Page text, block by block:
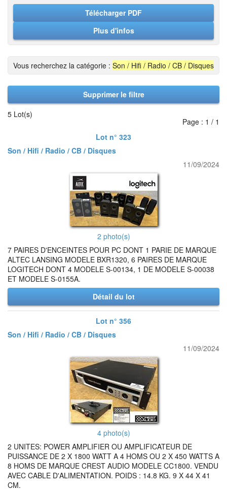
Télécharger PDF
Plus d'infos
Vous recherchez la catégorie : Son / Hifi / Radio / CB / Disques
Supprimer le filtre
5 Lot(s)
Page : 1 / 1
Lot n° 323
Son / Hifi / Radio / CB / Disques
11/09/2024
2 photo(s)
7 PAIRES D'ENCEINTES POUR PC DONT 1 PARIE DE MARQUE
ALTEC LANSING MODELE BXR1320, 6 PAIRES DE MARQUE
LOGITECH DONT 4 MODELE S-00134, 1 DE MODELE S-00038
ET MODELE S-0155A.
Détail du lot
Lot n° 356
Son / Hifi / Radio / CB / Disques
11/09/2024
4 photo(s)
2 UNITES: POWER AMPLIFIER OU AMPLIFICATEUR DE
PUISSANCE DE 2 X 1800 WATT A 4 HOMS OU 2 X 450 WATTS A
8 HOMS DE MARQUE CREST AUDIO MODELE CC1800. VENDU
AVEC CABLE D'ALIMENTATION. POIDS : 14.8 KG. 9 X 44 X 41
CM.